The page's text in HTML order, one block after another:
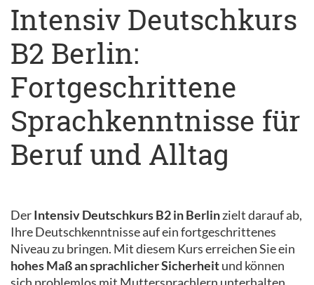
Intensiv Deutschkurs
B2 Berlin:
Fortgeschrittene
Sprachkenntnisse für
Beruf und Alltag
DerIntensiv Deutschkurs B2 in Berlinzielt darauf ab,
Ihre Deutschkenntnisse auf ein fortgeschrittenes
Niveau zu bringen. Mit diesem Kurs erreichen Sie ein
hohes Maß an sprachlicher Sicherheitund können